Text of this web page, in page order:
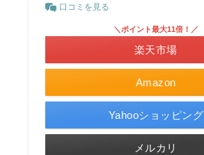
口コミを見る
Amazon
＼ポイント最大11倍！／
楽天市場
Yahooショッピング
メルカリ